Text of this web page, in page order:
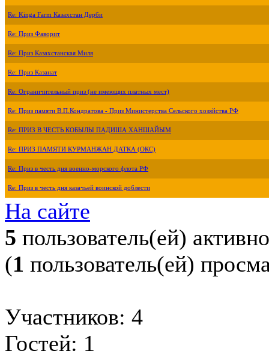
Re: Kinga Farm Казахстан Дерби
Re: Приз Фаворит
Re: Приз Казахстанская Миля
Re: Приз Казанат
Re: Ограничительный приз (не имеющих платных мест)
Re: Приз памяти В.П.Кондратова - Приз Министерства Сельского хозяйства РФ
Re: ПРИЗ В ЧЕСТЬ КОБЫЛЫ ПАДИША ХАНШАЙЫМ
Re: ПРИЗ ПАМЯТИ КУРМАНЖАН ДАТКА (ОКС)
Re: Приз в честь дня военно-морского флота РФ
Re: Приз в честь дня казачьей воинской доблести
На сайте
5 пользователь(ей) активно
(1 пользователь(ей)
Участников: 4
Гостей: 1